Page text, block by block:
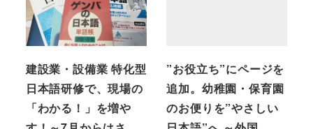
建設業・設備業 特化型
日本語研修で、現場の
「わかる！」を増や
”お役立ち”にページを
追加。幼稚園・保育園
のお便りを”やさしい